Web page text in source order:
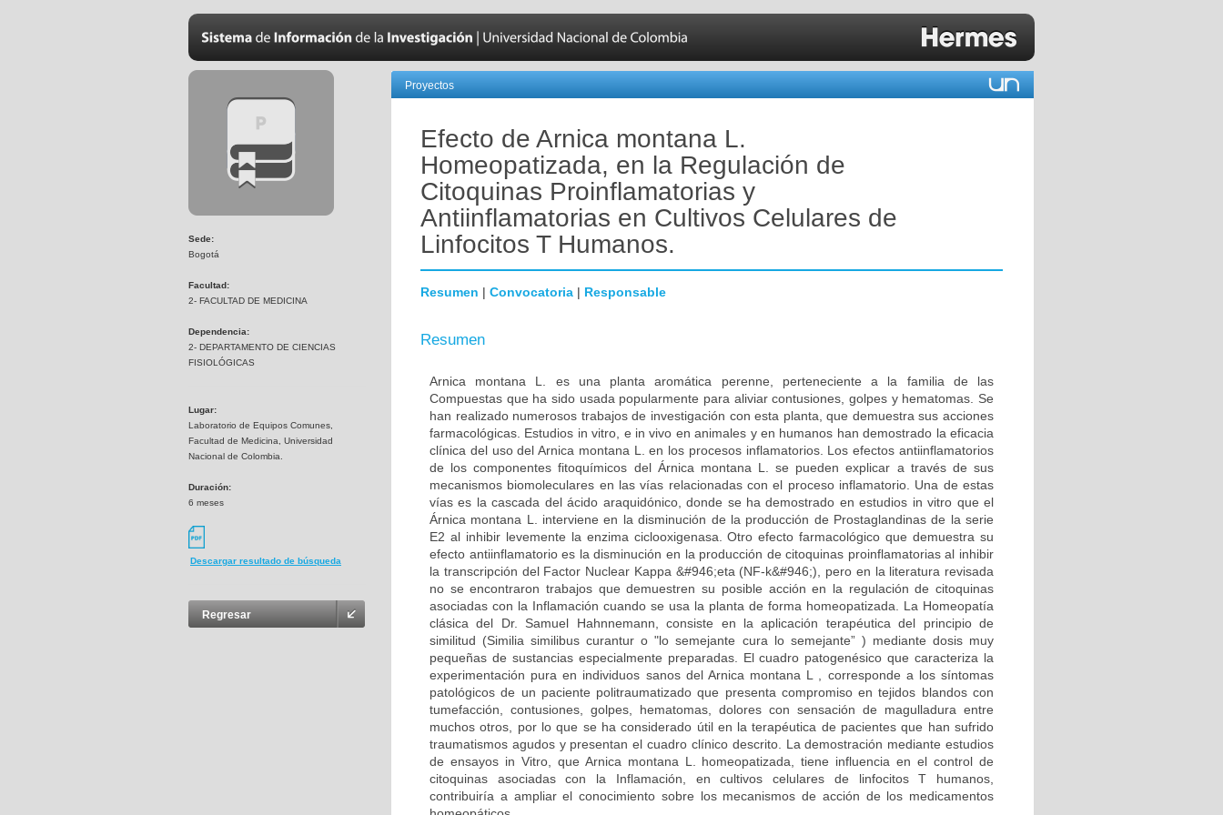
Sede:
Bogotá
Facultad:
2- FACULTAD DE MEDICINA
Dependencia:
2- DEPARTAMENTO DE CIENCIAS
FISIOLÓGICAS
Lugar:
Laboratorio de Equipos Comunes,
Facultad de Medicina, Universidad
Nacional de Colombia.
Duración:
6 meses
Descargar resultado de búsqueda
Regresar
Proyectos
Efecto de Arnica montana L.
Homeopatizada, en la Regulación de
Citoquinas Proinflamatorias y
Antiinflamatorias en Cultivos Celulares de
Linfocitos T Humanos.
Resumen | Convocatoria | Responsable
Resumen
Arnica montana L. es una planta aromática perenne, perteneciente a la familia de las
Compuestas que ha sido usada popularmente para aliviar contusiones, golpes y hematomas. Se
han realizado numerosos trabajos de investigación con esta planta, que demuestra sus acciones
farmacológicas. Estudios in vitro, e in vivo en animales y en humanos han demostrado la eficacia
clínica del uso del Arnica montana L. en los procesos inflamatorios. Los efectos antiinflamatorios
de los componentes fitoquímicos del Árnica montana L. se pueden explicar a través de sus
mecanismos biomoleculares en las vías relacionadas con el proceso inflamatorio. Una de estas
vías es la cascada del ácido araquidónico, donde se ha demostrado en estudios in vitro que el
Árnica montana L. interviene en la disminución de la producción de Prostaglandinas de la serie
E2 al inhibir levemente la enzima ciclooxigenasa. Otro efecto farmacológico que demuestra su
efecto antiinflamatorio es la disminución en la producción de citoquinas proinflamatorias al inhibir
la transcripción del Factor Nuclear Kappa &#946;eta (NF-k&#946;), pero en la literatura revisada
no se encontraron trabajos que demuestren su posible acción en la regulación de citoquinas
asociadas con la Inflamación cuando se usa la planta de forma homeopatizada. La Homeopatía
clásica del Dr. Samuel Hahnnemann, consiste en la aplicación terapéutica del principio de
similitud (Similia similibus curantur o "lo semejante cura lo semejante” ) mediante dosis muy
pequeñas de sustancias especialmente preparadas. El cuadro patogenésico que caracteriza la
experimentación pura en individuos sanos del Arnica montana L , corresponde a los síntomas
patológicos de un paciente politraumatizado que presenta compromiso en tejidos blandos con
tumefacción, contusiones, golpes, hematomas, dolores con sensación de magulladura entre
muchos otros, por lo que se ha considerado útil en la terapéutica de pacientes que han sufrido
traumatismos agudos y presentan el cuadro clínico descrito. La demostración mediante estudios
de ensayos in Vitro, que Arnica montana L. homeopatizada, tiene influencia en el control de
citoquinas asociadas con la Inflamación, en cultivos celulares de linfocitos T humanos,
contribuiría a ampliar el conocimiento sobre los mecanismos de acción de los medicamentos